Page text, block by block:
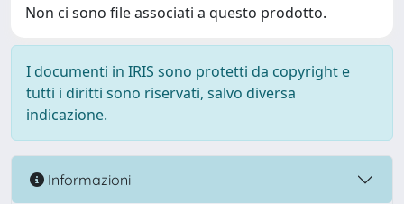
Non ci sono file associati a questo prodotto.
I documenti in IRIS sono protetti da copyright e
tutti i diritti sono riservati, salvo diversa
indicazione.
Informazioni